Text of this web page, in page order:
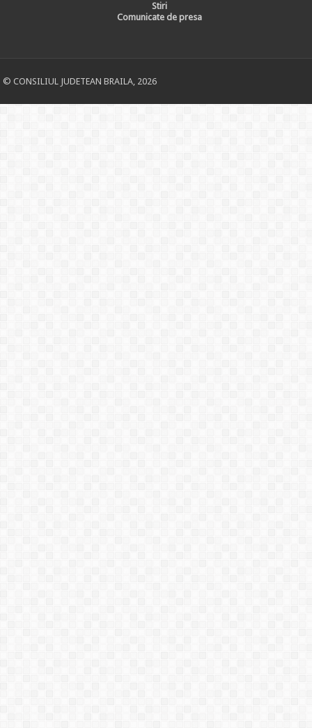
Stiri
Comunicate de presa
© CONSILIUL JUDETEAN BRAILA, 2026